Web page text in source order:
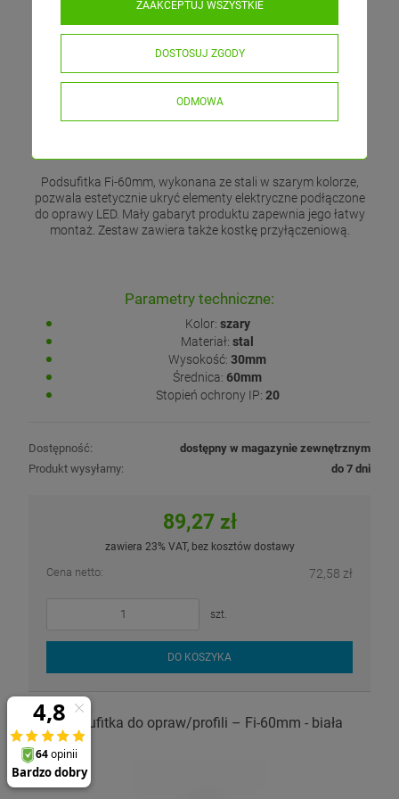
Podsufitka Fi-60mm, wykonana ze stali w szarym kolorze,
pozwala estetycznie ukryć elementy elektryczne podłączone
do oprawy LED. Mały gabaryt produktu zapewnia jego łatwy
montaż. Zestaw zawiera także kostkę przyłączeniową.
Parametry techniczne:
Kolor: szary
Materiał: stal
Wysokość: 30mm
Średnica: 60mm
Stopień ochrony IP: 20
Dostępność:
dostępny w magazynie zewnętrznym
Produkt wysyłamy:
do 7 dni
89,27 zł
zawiera 23% VAT, bez kosztów dostawy
Cena netto: 72,58 zł
szt.
DO KOSZYKA
Podsufitka do opraw/profili – Fi-60mm - biała
ODMOWA
DOSTOSUJ ZGODY
ZAAKCEPTUJ WSZYSTKIE